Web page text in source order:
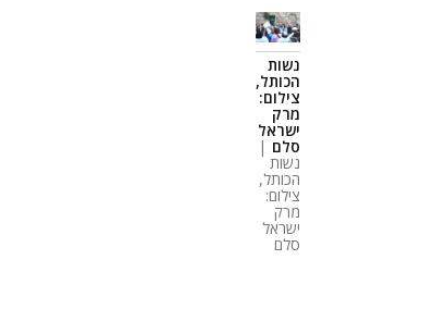
נשות
הכותל,
צילום:
מרק
ישראל
סלם |
נשות
הכותל,
צילום:
מרק
ישראל
סלם